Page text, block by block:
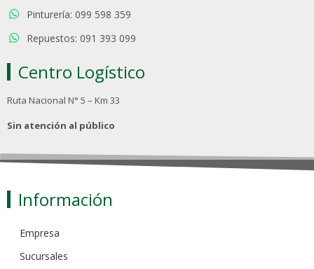
Pinturería: 099 598 359
Repuestos: 091 393 099
Centro Logístico
Ruta Nacional N° 5 – Km 33
Sin atención al público
Información
Empresa
Sucursales